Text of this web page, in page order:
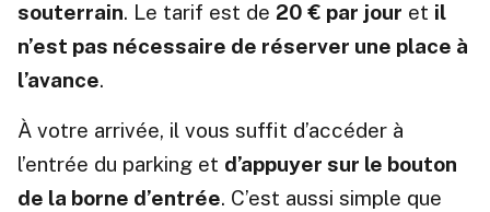
souterrain. Le tarif est de 20 € par jour et il
n’est pas nécessaire de réserver une place à
l’avance.
À votre arrivée, il vous suffit d’accéder à
l’entrée du parking et d’appuyer sur le bouton
de la borne d’entrée. C’est aussi simple que